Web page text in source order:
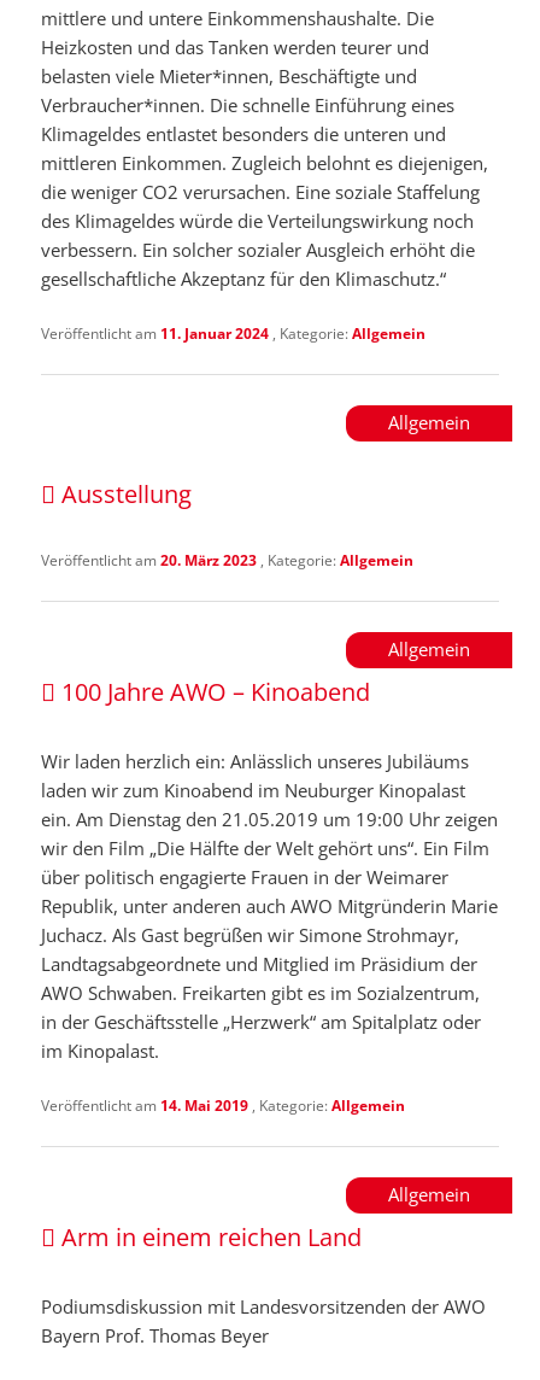
mittlere und untere Einkommenshaushalte. Die
Heizkosten und das Tanken werden teurer und
belasten viele Mieter*innen, Beschäftigte und
Verbraucher*innen. Die schnelle Einführung eines
Klimageldes entlastet besonders die unteren und
mittleren Einkommen. Zugleich belohnt es diejenigen,
die weniger CO2 verursachen. Eine soziale Staffelung
des Klimageldes würde die Verteilungswirkung noch
verbessern. Ein solcher sozialer Ausgleich erhöht die
gesellschaftliche Akzeptanz für den Klimaschutz.“
Veröffentlicht am 11. Januar 2024 , Kategorie:Allgemein
Allgemein
Ausstellung
Veröffentlicht am20. März 2023 , Kategorie:Allgemein
Allgemein
100 Jahre AWO – Kinoabend
Wir laden herzlich ein: Anlässlich unseres Jubiläums
laden wir zum Kinoabend im Neuburger Kinopalast
ein. Am Dienstag den 21.05.2019 um 19:00 Uhr zeigen
wir den Film „Die Hälfte der Welt gehört uns“. Ein Film
über politisch engagierte Frauen in der Weimarer
Republik, unter anderen auch AWO Mitgründerin Marie
Juchacz. Als Gast begrüßen wir Simone Strohmayr,
Landtagsabgeordnete und Mitglied im Präsidium der
AWO Schwaben. Freikarten gibt es im Sozialzentrum,
in der Geschäftsstelle „Herzwerk“ am Spitalplatz oder
im Kinopalast.
Veröffentlicht am 14. Mai 2019 , Kategorie:Allgemein
Allgemein
Arm in einem reichen Land
Podiumsdiskussion mit Landesvorsitzenden der AWO
Bayern Prof. Thomas Beyer